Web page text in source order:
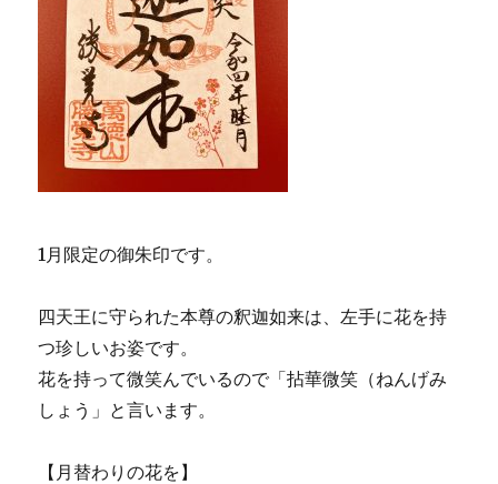
o
k
1月限定の御朱印です。
四天王に守られた本尊の釈迦如来は、左手に花を持
つ珍しいお姿です。
花を持って微笑んでいるので「拈華微笑（ねんげみ
しょう」と言います。
【月替わりの花を】